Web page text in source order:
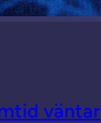
väntar